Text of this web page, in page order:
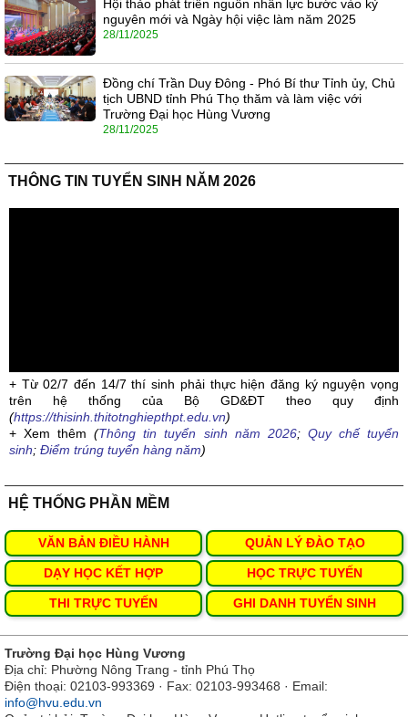
Hội thảo phát triển nguồn nhân lực bước vào kỷ
nguyên mới và Ngày hội việc làm năm 2025
28/11/2025
Đồng chí Trần Duy Đông - Phó Bí thư Tỉnh ủy, Chủ
tịch UBND tỉnh Phú Thọ thăm và làm việc với
Trường Đại học Hùng Vương
28/11/2025
THÔNG TIN TUYỂN SINH NĂM 2026
+ Từ 02/7 đến 14/7 thí sinh phải thực hiện đăng ký nguyện vọng
trên hệ thống của Bộ GD&ĐT theo quy định
(https://thisinh.thitotnghiepthpt.edu.vn)
+ Xem thêm(Thông tin tuyển sinh năm 2026; Quy chế tuyển
sinh; Điểm trúng tuyển hàng năm)
HỆ THỐNG PHẦN MỀM
VĂN BẢN ĐIỀU HÀNH QUẢN LÝ ĐÀO TẠO
DẠY HỌC KẾT HỢP HỌC TRỰC TUYẾN
THI TRỰC TUYẾN GHI DANH TUYỂN SINH
Trường Đại học Hùng Vương
Địa chỉ: Phường Nông Trang - tỉnh Phú Thọ
Điện thoại: 02103-993369 · Fax: 02103-993468 · Email:
info@hvu.edu.vn